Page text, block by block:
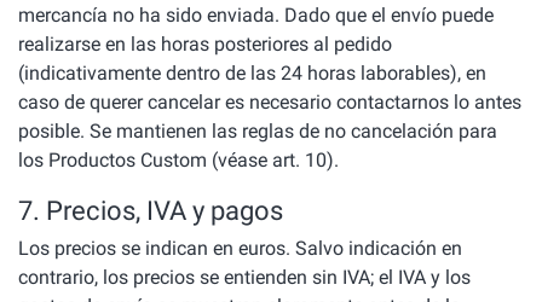
mercancía no ha sido enviada. Dado que el envío puede
realizarse en las horas posteriores al pedido
(indicativamente dentro de las 24 horas laborables), en
caso de querer cancelar es necesario contactarnos lo antes
posible. Se mantienen las reglas de no cancelación para
los Productos Custom (véase art. 10).
7. Precios, IVA y pagos
Los precios se indican en euros. Salvo indicación en
contrario, los precios se entienden sin IVA; el IVA y los